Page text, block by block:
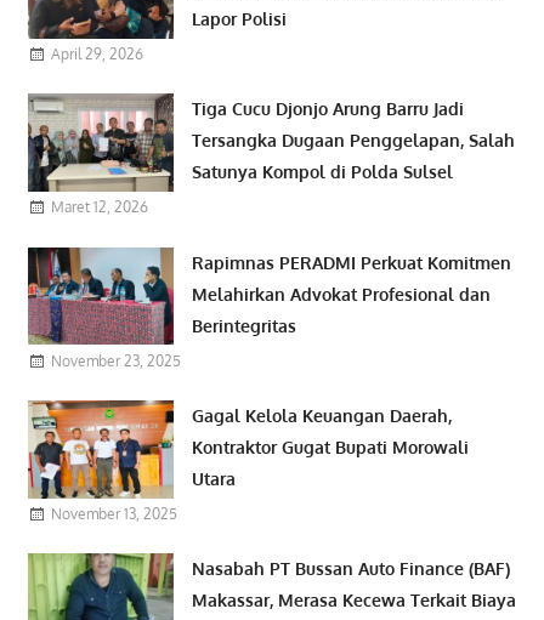
Lapor Polisi
April 29, 2026
Tiga Cucu Djonjo Arung Barru Jadi
Tersangka Dugaan Penggelapan, Salah
Satunya Kompol di Polda Sulsel
Maret 12, 2026
Rapimnas PERADMI Perkuat Komitmen
Melahirkan Advokat Profesional dan
Berintegritas
November 23, 2025
Gagal Kelola Keuangan Daerah,
Kontraktor Gugat Bupati Morowali
Utara
November 13, 2025
Nasabah PT Bussan Auto Finance (BAF)
Makassar, Merasa Kecewa Terkait Biaya